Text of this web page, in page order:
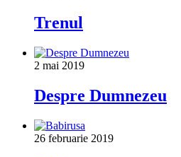
Trenul
2 mai 2019
Despre Dumnezeu
26 februarie 2019